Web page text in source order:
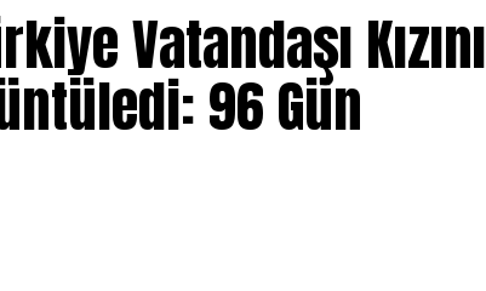
Vatandaşı Kızını
96 Gün